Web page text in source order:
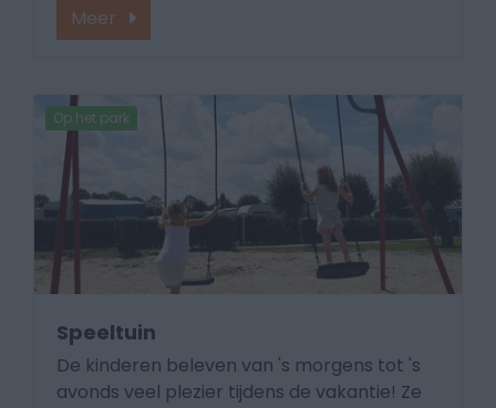
Meer
Op het park
Speeltuin
De kinderen beleven van 's morgens tot 's
avonds veel plezier tijdens de vakantie! Ze